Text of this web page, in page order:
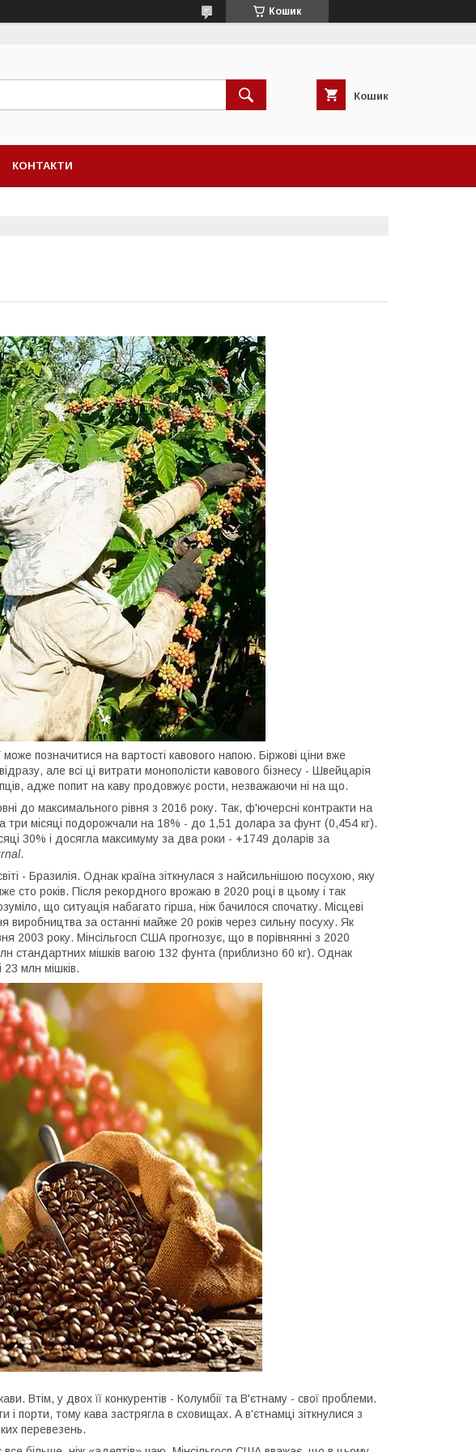
Кошик
Кошик
КОНТАКТИ
позначитися на вартості кавового напою. Біржові ціни вже
але всі ці витрати монополісти кавового бізнесу - Швейцарія
адже попит на каву продовжує рости, незважаючи ні на що.
до максимального рівня з 2016 року. Так, ф'ючерсні контракти на
три місяці подорожчали на 18% - до 1,51 долара за фунт (0,454 кг).
30% і досягла максимуму за два роки - +1749 доларів за
.
- Бразилія. Однак країна зіткнулася з найсильнішою посухою, яку
сто років. Після рекордного врожаю в 2020 році в цьому і так
що ситуація набагато гірша, ніж бачилося спочатку. Місцеві
виробництва за останні майже 20 років через сильну посуху. Як
2003 року. Мінсільгосп США прогнозує, що в порівнянні з 2020
стандартних мішків вагою 132 фунта (приблизно 60 кг). Однак
млн мішків.
Втім, у двох її конкурентів - Колумбії та В'єтнаму - свої проблеми.
і порти, тому кава застрягла в сховищах. А в'єтнамці зіткнулися з
перевезень.